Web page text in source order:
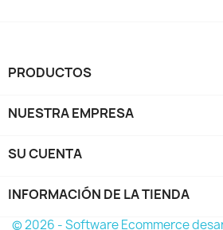
PRODUCTOS
NUESTRA EMPRESA
SU CUENTA
INFORMACIÓN DE LA TIENDA
© 2026 - Software Ecommerce